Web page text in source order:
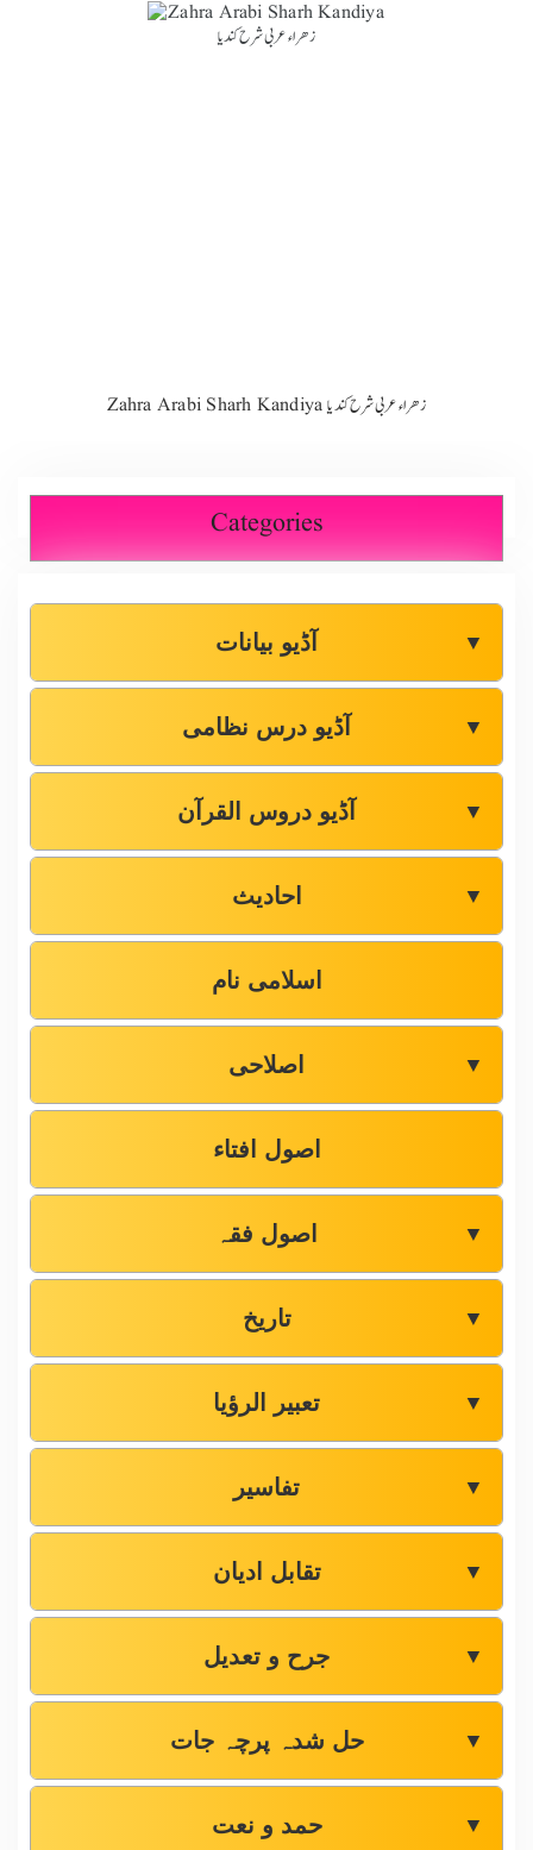
Zahra Arabi Sharh Kandiya زھراء عربی شرح کندیا
Categories
آڈیو بیانات ▼
آڈیو درس نظامی ▼
آڈیو دروس القرآن ▼
احادیث ▼
اسلامی نام
اصلاحی ▼
اصول افتاء
اصول فقہ ▼
تاریخ ▼
تعبیر الرؤیا ▼
تفاسیر ▼
تقابل ادیان ▼
جرح و تعدیل ▼
حل شدہ پرچہ جات ▼
حمد و نعت ▼